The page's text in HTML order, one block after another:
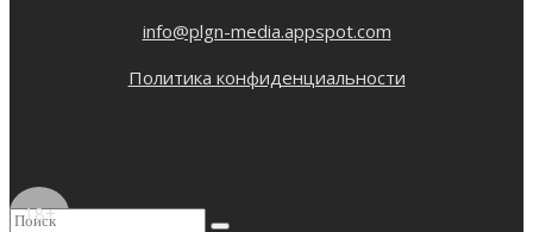
info@plgn-media.appspot.com
Политика конфиденциальности
18+